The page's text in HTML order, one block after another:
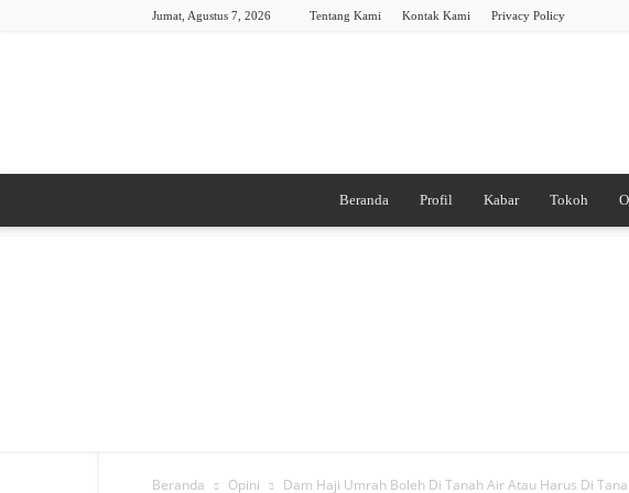
Jumat, Agustus 7, 2026 Tentang Kami Kontak Kami Privacy Policy
Beranda Profil Kabar Tokoh
Beranda Opini Dam Haji Umrah Boleh Di Tanah Air Atau Harus Di